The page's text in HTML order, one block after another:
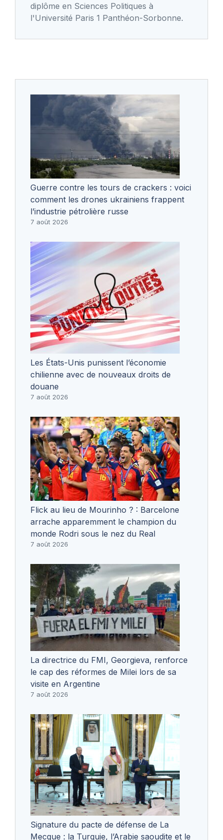
diplôme en Sciences Politiques à
l'Université Paris 1 Panthéon-Sorbonne.
Guerre contre les tours de crackers : voici
comment les drones ukrainiens frappent
l’industrie pétrolière russe
7 août 2026
Les États-Unis punissent l’économie
chilienne avec de nouveaux droits de
douane
7 août 2026
Flick au lieu de Mourinho ? : Barcelone
arrache apparemment le champion du
monde Rodri sous le nez du Real
7 août 2026
La directrice du FMI, Georgieva, renforce
le cap des réformes de Milei lors de sa
visite en Argentine
7 août 2026
Signature du pacte de défense de La
Mecque : la Turquie, l’Arabie saoudite et le